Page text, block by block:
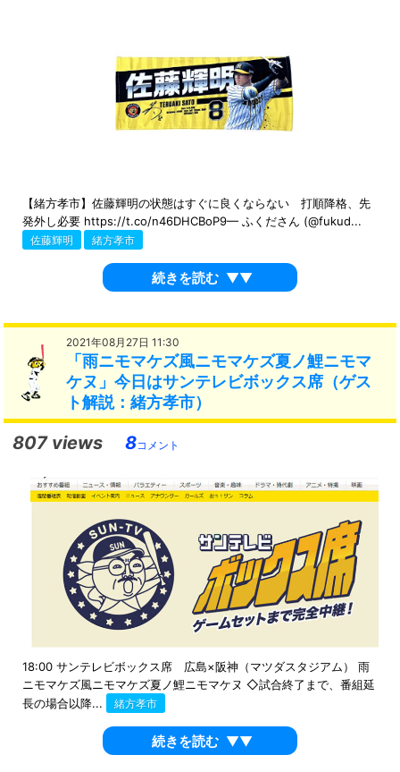
【緒方孝市】佐藤輝明の状態はすぐに良くならない 打順降格、先
発外し必要 https://t.co/n46DHCBoP9— ふくださん (@fukud...
佐藤輝明 緒方孝市
続きを読む ▼▼
2021年08月27日 11:30
「雨ニモマケズ風ニモマケズ夏ノ鯉ニモマ
ケヌ」今日はサンテレビボックス席（ゲス
ト解説：緒方孝市）
807 views 8コメント
18:00 サンテレビボックス席 広島×阪神（マツダスタジアム） 雨
ニモマケズ風ニモマケズ夏ノ鯉ニモマケヌ ◇試合終了まで、番組延
長の場合以降...
緒方孝市
続きを読む ▼▼